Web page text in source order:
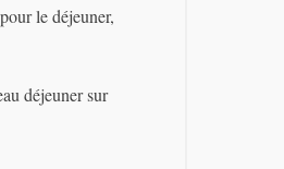
le déjeuner,
déjeuner sur